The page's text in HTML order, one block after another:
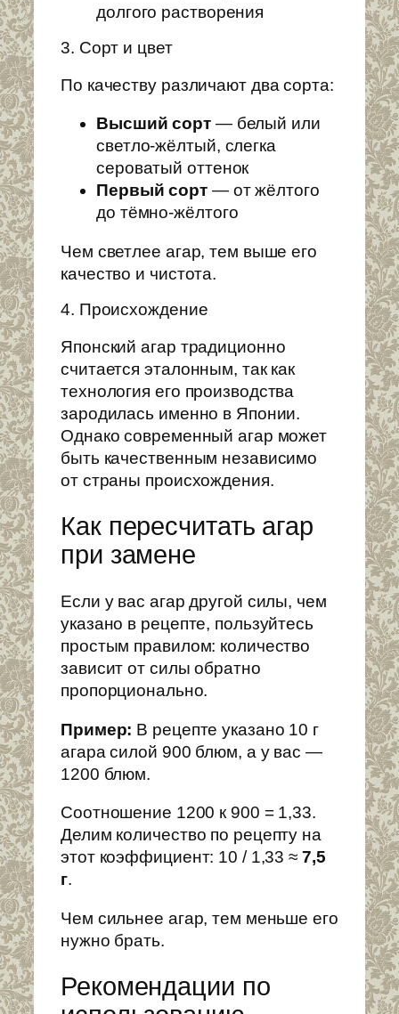
долгого растворения
3. Сорт и цвет
По качеству различают два сорта:
Высший сорт— белый или
светло-жёлтый, слегка
сероватый оттенок
Первый сорт— от жёлтого
до тёмно-жёлтого
Чем светлее агар, тем выше его
качество и чистота.
4. Происхождение
Японский агар традиционно
считается эталонным, так как
технология его производства
зародилась именно в Японии.
Однако современный агар может
быть качественным независимо
от страны происхождения.
Как пересчитать агар
при замене
Если у вас агар другой силы, чем
указано в рецепте, пользуйтесь
простым правилом: количество
зависит от силы обратно
пропорционально.
Пример: В рецепте указано 10 г
агара силой 900 блюм, а у вас —
1200 блюм.
Соотношение 1200 к 900 = 1,33.
Делим количество по рецепту на
этот коэффициент: 10 / 1,33 ≈ 7,5
г.
Чем сильнее агар, тем меньше его
нужно брать.
Рекомендации по